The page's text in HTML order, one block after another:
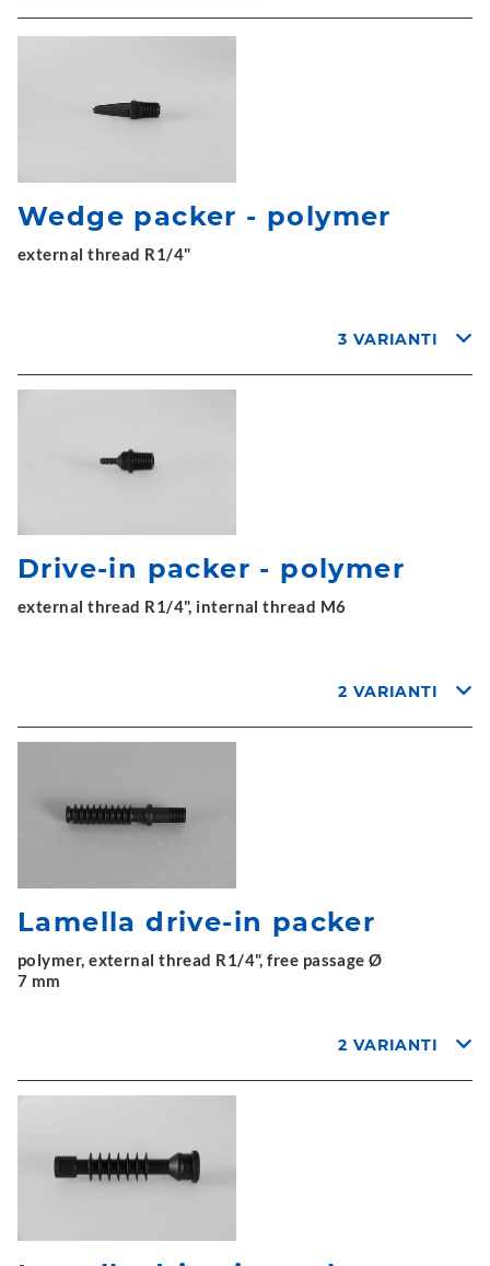
Wedge packer - polymer
external thread R1/4"
3 VARIANTI
Drive-in packer - polymer
external thread R1/4", internal thread M6
2 VARIANTI
Lamella drive-in packer
polymer, external thread R1/4", free passage Ø
7 mm
2 VARIANTI